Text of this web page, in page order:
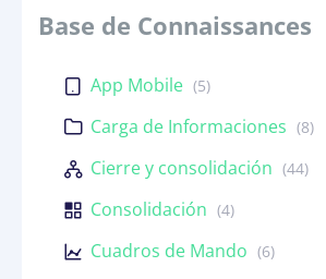
Base de Connaissances
App Mobile (5)
Carga de Informaciones (8)
Cierre y consolidación (44)
Consolidación (4)
Cuadros de Mando (6)